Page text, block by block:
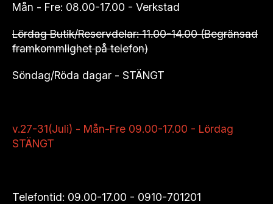
Mån - Fre: 08.00-17.00 - Verkstad
Lördag Butik/Reservdelar: 11.00-14.00 (Begränsad
framkommlighet på telefon)
Söndag/Röda dagar - STÄNGT
v.27-31(Juli) - Mån-Fre 09.00-17.00 - Lördag
STÄNGT
Telefontid: 09.00-17.00 - 0910-701201